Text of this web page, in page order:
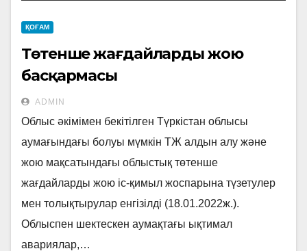
ҚОҒАМ
Төтенше жағдайларды жою
басқармасы
ADMIN
Облыс әкімімен бекітілген Түркістан облысы
аумағындағы болуы мүмкін ТЖ алдын алу және
жою мақсатындағы облыстық төтенше
жағдайларды жою іс-қимыл жоспарына түзетулер
мен толықтырулар енгізілді (18.01.2022ж.).
Облыспен шектескен аумақтағы ықтимал
авариялар,…